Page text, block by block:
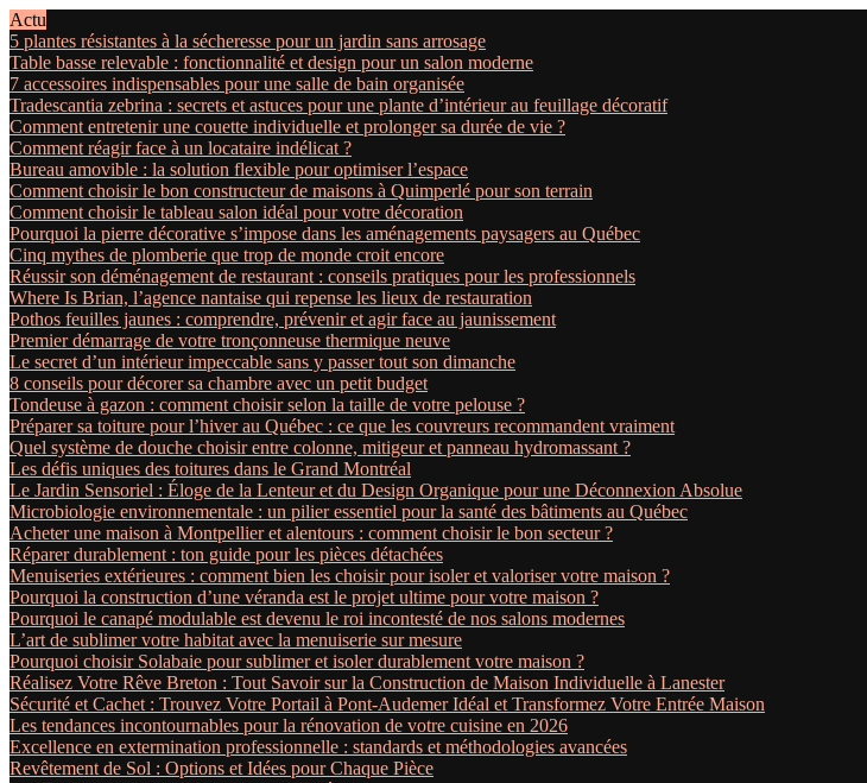
Actu
5 plantes résistantes à la sécheresse pour un jardin sans arrosage
Table basse relevable : fonctionnalité et design pour un salon moderne
7 accessoires indispensables pour une salle de bain organisée
Tradescantia zebrina : secrets et astuces pour une plante d’intérieur au feuillage décoratif
Comment entretenir une couette individuelle et prolonger sa durée de vie ?
Comment réagir face à un locataire indélicat ?
Bureau amovible : la solution flexible pour optimiser l’espace
Comment choisir le bon constructeur de maisons à Quimperlé pour son terrain
Comment choisir le tableau salon idéal pour votre décoration
Pourquoi la pierre décorative s’impose dans les aménagements paysagers au Québec
Cinq mythes de plomberie que trop de monde croit encore
Réussir son déménagement de restaurant : conseils pratiques pour les professionnels
Where Is Brian, l’agence nantaise qui repense les lieux de restauration
Pothos feuilles jaunes : comprendre, prévenir et agir face au jaunissement
Premier démarrage de votre tronçonneuse thermique neuve
Le secret d’un intérieur impeccable sans y passer tout son dimanche
8 conseils pour décorer sa chambre avec un petit budget
Tondeuse à gazon : comment choisir selon la taille de votre pelouse ?
Préparer sa toiture pour l’hiver au Québec : ce que les couvreurs recommandent vraiment
Quel système de douche choisir entre colonne, mitigeur et panneau hydromassant ?
Les défis uniques des toitures dans le Grand Montréal
Le Jardin Sensoriel : Éloge de la Lenteur et du Design Organique pour une Déconnexion Absolue
Microbiologie environnementale : un pilier essentiel pour la santé des bâtiments au Québec
Acheter une maison à Montpellier et alentours : comment choisir le bon secteur ?
Réparer durablement : ton guide pour les pièces détachées
Menuiseries extérieures : comment bien les choisir pour isoler et valoriser votre maison ?
Pourquoi la construction d’une véranda est le projet ultime pour votre maison ?
Pourquoi le canapé modulable est devenu le roi incontesté de nos salons modernes
L’art de sublimer votre habitat avec la menuiserie sur mesure
Pourquoi choisir Solabaie pour sublimer et isoler durablement votre maison ?
Réalisez Votre Rêve Breton : Tout Savoir sur la Construction de Maison Individuelle à Lanester
Sécurité et Cachet : Trouvez Votre Portail à Pont-Audemer Idéal et Transformez Votre Entrée Maison
Les tendances incontournables pour la rénovation de votre cuisine en 2026
Excellence en extermination professionnelle : standards et méthodologies avancées
Revêtement de Sol : Options et Idées pour Chaque Pièce